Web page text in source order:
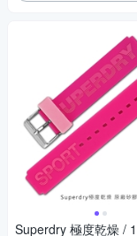
Superdry 極度乾燥 /